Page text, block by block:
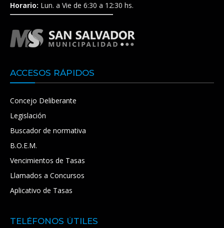
Horario: Lun. a Vie de 6:30 a 12:30 hs.
ACCESOS RÁPIDOS
Concejo Deliberante
Legislación
Buscador de normativa
B.O.E.M.
Vencimientos de Tasas
Llamados a Concursos
Aplicativo de Tasas
TELÉFONOS ÚTILES